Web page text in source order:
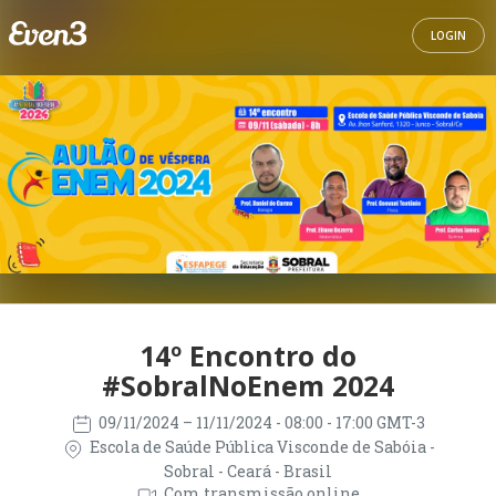
LOGIN
14º Encontro do
#SobralNoEnem 2024
09/11/2024 – 11/11/2024 - 08:00 - 17:00 GMT-3
Escola de Saúde Pública Visconde de Sabóia -
Sobral - Ceará - Brasil